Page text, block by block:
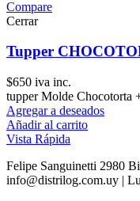
Compare
Cerrar
Tupper
$650 iva inc.
tupper Molde Chocotorta
Agregar a deseados
Añadir al carrito
Vista Rápida
Felipe Sanguinetti 2980
info@distrilog.com.uy |